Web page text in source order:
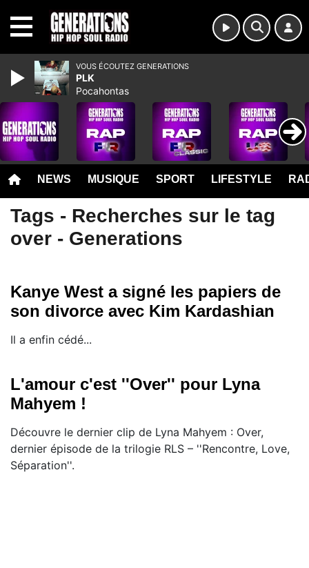
NEWS MUSIQUE SPORT LIFESTYLE
Tags - Recherches sur le tag
over - Generations
Kanye West a signé les papiers de
son divorce avec Kim Kardashian
Il a enfin cédé...
L'amour c'est ''Over'' pour Lyna
Mahyem !
Découvre le dernier clip de Lyna Mahyem : Over,
dernier épisode de la trilogie RLS – ''Rencontre, Love,
Séparation''.
VOUS ÉCOUTEZ GENERATIONS
PLK
Pocahontas